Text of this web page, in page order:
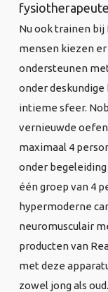
Nu ook trainen bij
mensen kiezen
ondersteunen
onder
intieme sfeer.
vernieuwde
maximaal 4
onder
één groep van 4
hypermoderne
neuromusculair
producten van
met deze
zowel jong als oud.